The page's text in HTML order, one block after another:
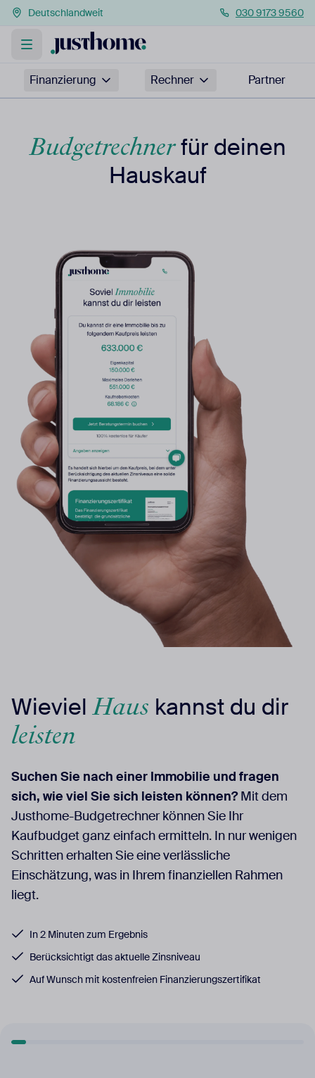
Deutschlandweit 030 9173 9560
Finanzierung Rechner Partner
Budgetrechnerfür deinen
Hauskauf
WievielHaus kannst du dir
leisten
Suchen Sie nach einer Immobilie und fragen
sich, wie viel Sie sich leisten können?Mit dem
Justhome-Budgetrechner können Sie Ihr
Kaufbudget ganz einfach ermitteln. In nur wenigen
Schritten erhalten Sie eine verlässliche
Einschätzung, was in Ihrem finanziellen Rahmen
liegt.
In 2 Minuten zum Ergebnis
Berücksichtigt das aktuelle Zinsniveau
Auf Wunsch mit kostenfreien Finanzierungszertifikat